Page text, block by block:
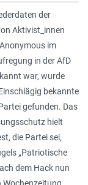
der
Aktivist_innen
im
in der AfD
war, wurde
bekannte
gefunden. Das
hielt
die Partei sei,
„Patriotische
dem Hack nun
Wochenzeitung